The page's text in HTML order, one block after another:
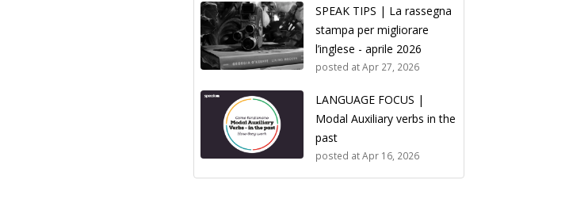
SPEAK TIPS | La rassegna
stampa per migliorare
l’inglese - aprile 2026
posted atApr 27, 2026
LANGUAGE FOCUS |
Modal Auxiliary verbs in the
past
posted atApr 16, 2026